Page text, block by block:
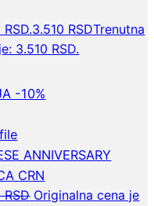
3.510 RSDTrenutna
3.510 RSD.
-10%
ANNIVERSARY
CRN
RSD Originalna cena je